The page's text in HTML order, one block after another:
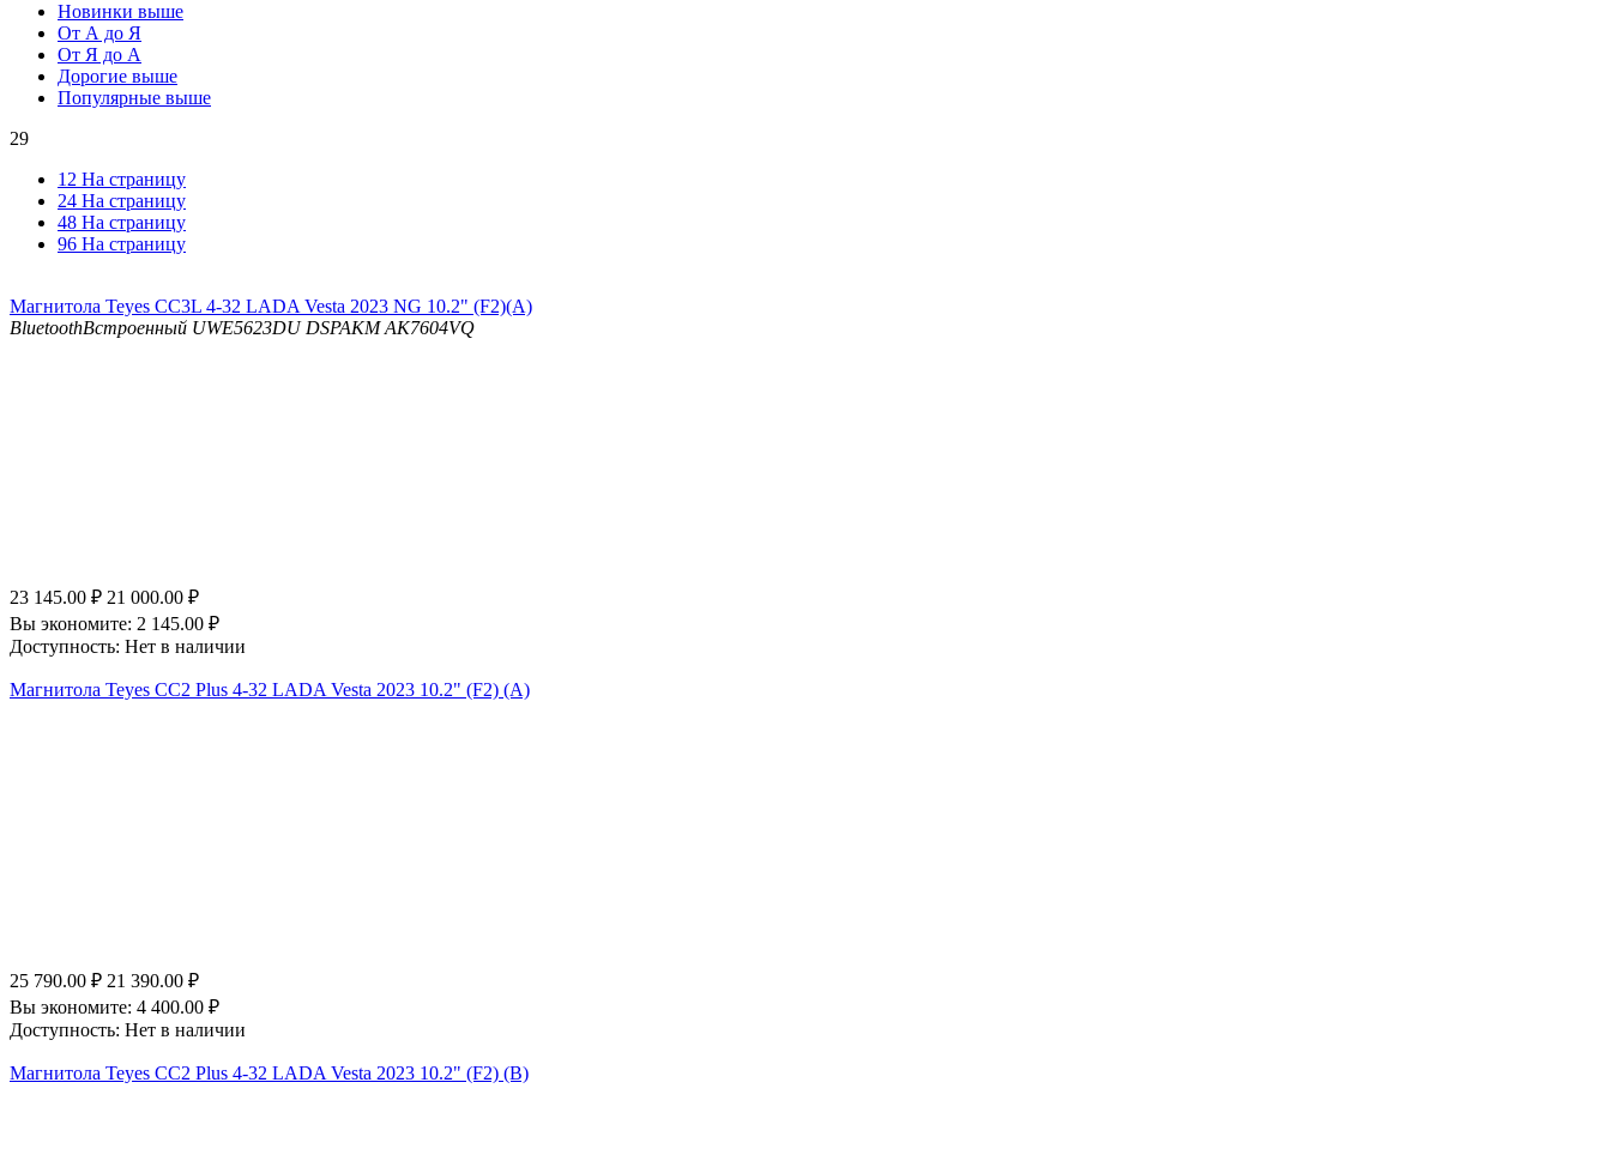
Новинки выше
От А до Я
От Я до А
Дорогие выше
Популярные выше
29
12 На страницу
24 На страницу
48 На страницу
96 На страницу
Магнитола Teyes CC3L 4-32 LADA Vesta 2023 NG 10.2" (F2)(A)
BluetoothВстроенный UWE5623DU DSPAKM AK7604VQ
23 145.00 ₽ 21 000.00 ₽
Вы экономите: 2 145.00 ₽
Доступность: Нет в наличии
Магнитола Teyes CC2 Plus 4-32 LADA Vesta 2023 10.2" (F2) (A)
25 790.00 ₽ 21 390.00 ₽
Вы экономите: 4 400.00 ₽
Доступность: Нет в наличии
Магнитола Teyes CC2 Plus 4-32 LADA Vesta 2023 10.2" (F2) (B)